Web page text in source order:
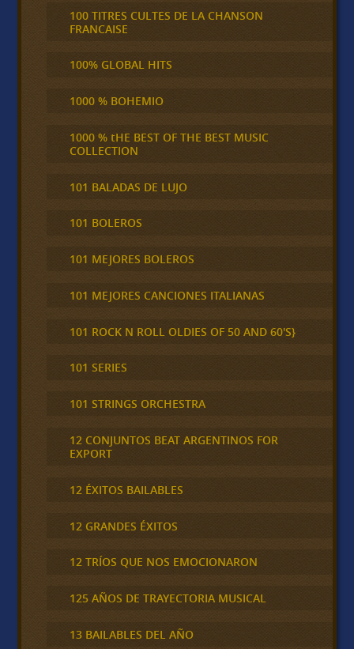
100 TITRES CULTES DE LA CHANSON
FRANCAISE
100% GLOBAL HITS
1000 % BOHEMIO
1000 % tHE BEST OF THE BEST MUSIC
COLLECTION
101 BALADAS DE LUJO
101 BOLEROS
101 MEJORES BOLEROS
101 MEJORES CANCIONES ITALIANAS
101 ROCK N ROLL OLDIES OF 50 AND 60'S}
101 SERIES
101 STRINGS ORCHESTRA
12 CONJUNTOS BEAT ARGENTINOS FOR
EXPORT
12 ÉXITOS BAILABLES
12 GRANDES ÉXITOS
12 TRÍOS QUE NOS EMOCIONARON
125 AÑOS DE TRAYECTORIA MUSICAL
13 BAILABLES DEL AÑO